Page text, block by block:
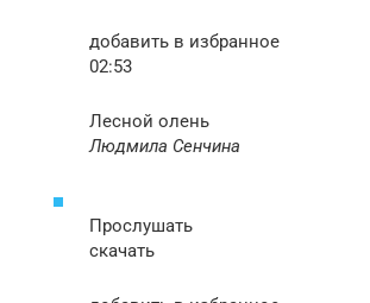
добавить в избранное
02:53
Лесной олень
Людмила Сенчина
Прослушать
скачать